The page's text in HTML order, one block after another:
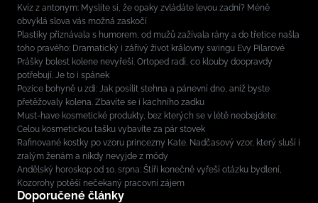
Kvíz z antonym: Myslíte si, že opaky zvládáte levou zadní? Méně
obvyklá slova vás možná zaskočí
Plastiky přiznávala s humorem, od mužů zažívala rány a do třetice našla
toho pravého: Dramatický i zářivý život královny swingu Evy Pilarové
Prášky bolest kolene nevyřeší. Ortoped radí, co klouby doopravdy
potřebují. Je to i spánek
Pozice bohyně u zdi: Jak posílit stehna a pánevní dno, aniž byste
přetěžovaly kolena. Zbavíte se i kachního zadku
Must-have kosmetické produkty, bez kterých se v létě neobejdete:
Celou kosmetickou tašku vybavíte za pár stovek
Rafinované kostky po vzoru princezny Kate. Nadčasový vzor, který sluší i
zralým ženám a nikdy nevyjde z módy
Andělský horoskop od 10. srpna: Štíři konečně vyřeší otázku bydlení,
Kozorohy potěší nečekaný pracovní zájem
Doporučené články